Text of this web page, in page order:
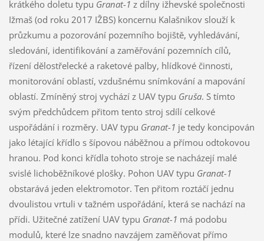
krátkého doletu typu Granat-1 z dílny ižhevské společnosti
Ižmaš (od roku 2017 IŽBS) koncernu Kalašnikov slouží k
průzkumu a pozorování pozemního bojiště, vyhledávání,
sledování, identifikování a zaměřování pozemních cílů,
řízení dělostřelecké a raketové palby, hlídkové činnosti,
monitorování oblastí, vzdušnému snímkování a mapování
oblastí. Zmíněný stroj vychází z UAV typu Gruša. S tímto
svým předchůdcem přitom tento stroj sdílí celkové
uspořádání i rozměry. UAV typu Granat-1 je tedy koncipován
jako létající křídlo s šípovou náběžnou a přímou odtokovou
hranou. Pod konci křídla tohoto stroje se nacházejí malé
svislé lichoběžníkové plošky. Pohon UAV typu Granat-1
obstarává jeden elektromotor. Ten přitom roztáčí jednu
dvoulistou vrtuli v tažném uspořádání, která se nachází na
přídi. Užitečné zatížení UAV typu Granat-1 má podobu
modulů, které lze snadno navzájem zaměňovat přímo